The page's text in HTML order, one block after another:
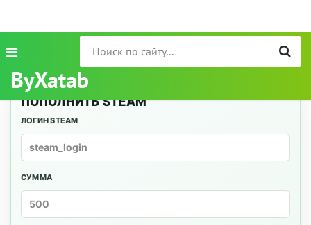
ByXatab
ПОПОЛНИТЬ STEAM
ЛОГИН STEAM
СУММА